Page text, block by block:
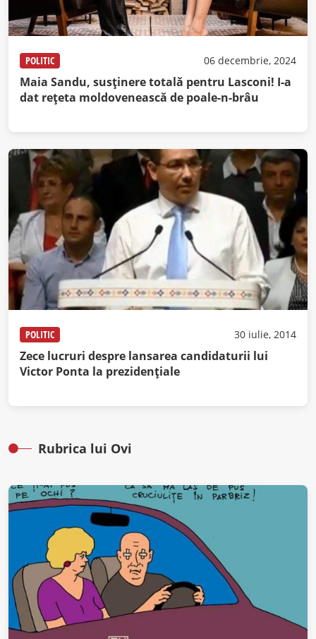
POLITIC 06 decembrie, 2024
Maia Sandu, susținere totală pentru Lasconi! I-a
dat rețeta moldovenească de poale-n-brâu
POLITIC 30 iulie, 2014
Zece lucruri despre lansarea candidaturii lui
Victor Ponta la prezidenţiale
Rubrica lui Ovi